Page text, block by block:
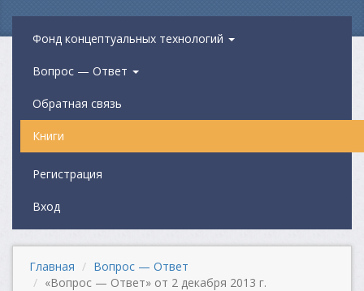
Фонд концептуальных технологий
Вопрос — Ответ
Обратная связь
Книги
Регистрация
Вход
Главная
Вопрос — Ответ
«Вопрос — Ответ» от 2 декабря 2013 г.